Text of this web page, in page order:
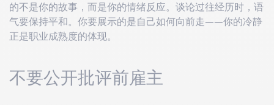
的不是你的故事，而是你的情绪反应。谈论过往经历时，语
气要保持平和。你要展示的是自己如何向前走——你的冷静
正是职业成熟度的体现。
不要公开批评前雇主